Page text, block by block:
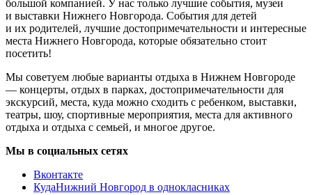
большой компанией. У нас только лучшие события, музеи
и выставки Нижнего Новгорода. События для детей
и их родителей, лучшие достопримечательности и интересные
места Нижнего Новгорода, которые обязательно стоит
посетить!
Мы советуем любые варианты отдыха в Нижнем Новгороде
— концерты, отдых в парках, достопримечательности для
экскурсий, места, куда можно сходить с ребенком, выставки,
театры, шоу, спортивные мероприятия, места для активного
отдыха и отдыха с семьей, и многое другое.
Мы в социальных сетях
Вконтакте
КудаНижний Новгород в однокласниках